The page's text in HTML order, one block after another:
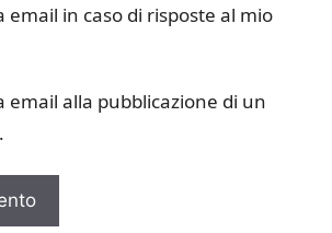
email in caso di risposte al mio
email alla pubblicazione di un